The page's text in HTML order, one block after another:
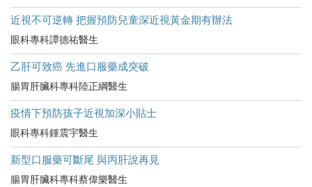
近視不可逆轉 把握預防兒童深近視黃金期有辦法
眼科專科譚德祐醫生
乙肝可致癌 先進口服藥成突破
腸胃肝臟科專科陸正綱醫生
疫情下預防孩子近視加深小貼士
眼科專科鍾震宇醫生
新型口服藥可斷尾 與丙肝說再見
腸胃肝臟科專科蔡偉樂醫生